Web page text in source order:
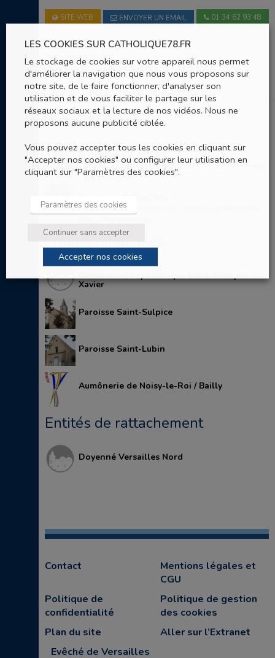
SITE WEB ENVOYER UN EMAIL 01 34 62 93 48
Permanence :
du mardi au vendredi de 9h30 à 12h30
Nominations
P. Bertrand d' ABZAC
Curé du groupement paroissial de Bailly - Noisy
- Rennemoulin
Au service du groupement paroissial de Bailly-
Entités rattachées
Communauté apostolique Saint-François-
Xavier
Paroisse Saint-Sulpice
Paroisse Saint-Lubin
Aumônerie de Noisy-le-Roi / Bailly
Entités de rattachement
Doyenné Versailles Nord
Contact
Mentions légales et
CGU
Politique de
confidentialité
Politique de gestion
des cookies
Plan du site
Aller sur l’Extranet
Evêché de Versailles
LES COOKIES SUR CATHOLIQUE78.FR
Le stockage de cookies sur votre appareil nous permet
d'améliorer la navigation que nous vous proposons sur
notre site, de le faire fonctionner, d'analyser son
utilisation et de vous faciliter le partage sur les
réseaux sociaux et la lecture de nos vidéos. Nous ne
proposons aucune publicité ciblée.
Vous pouvez accepter tous les cookies en cliquant sur
"Accepter nos cookies" ou configurer leur utilisation en
cliquant sur "Paramètres des cookies".
Paramètres des cookies
Continuer sans accepter
Accepter nos cookies